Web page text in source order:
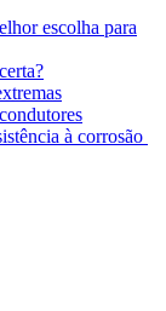
escolha para
à corrosão